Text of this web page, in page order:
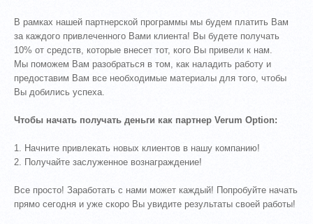
В рамках нашей партнерской программы мы будем платить Вам
за каждого привлеченного Вами клиента! Вы будете получать
10% от средств, которые внесет тот, кого Вы привели к нам.
Мы поможем Вам разобраться в том, как наладить работу и
предоставим Вам все необходимые материалы для того, чтобы
Вы добились успеха.
Чтобы начать получать деньги как партнер Verum Option:
1. Начните привлекать новых клиентов в нашу компанию!
2. Получайте заслуженное вознаграждение!
Все просто! Заработать с нами может каждый! Попробуйте начать
прямо сегодня и уже скоро Вы увидите результаты своей работы!